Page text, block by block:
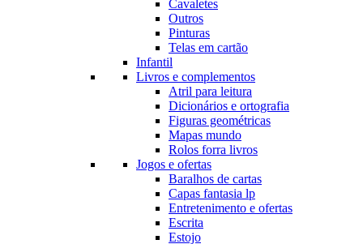
Cavaletes
Outros
Pinturas
Telas em cartão
Infantil
Livros e complementos
Atril para leitura
Dicionários e ortografia
Figuras geométricas
Mapas mundo
Rolos forra livros
Jogos e ofertas
Baralhos de cartas
Capas fantasia lp
Entretenimento e ofertas
Escrita
Estojo